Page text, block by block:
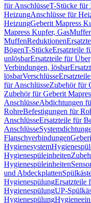
für AnschlüsseT-Stücke für
HeizungAnschlüsse für
HeizungGeberit Mapress
Mapress Kupfer, Gas
MuffenReduktionen
BögenT-StückeErsatzteile
unlösbarErsatzteile für
Verbindungen, lösbar
lösbarVerschlüsse
für AnschlüsseZubehör für
Zubehör für Geberit
AnschlüsseAbdichtungen
RohreBefestigungen für
AnschlüsseErsatzteile für
Anschlüsse
Flanschverbindungen
Hygienesystem
Hygienespüleinheiten
Hygienespüleinheiten
und Abdeckplatten
HygienespülungErsatzteile
HygienespülungUP-
Hygienespülung